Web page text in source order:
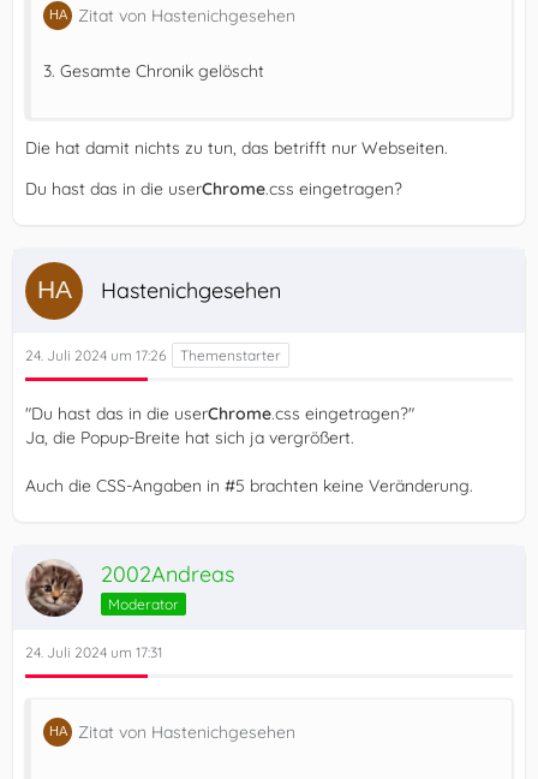
Zitat von Hastenichgesehen
3. Gesamte Chronik gelöscht
Die hat damit nichts zu tun, das betrifft nur Webseiten.
Du hast das in die userChrome.css eingetragen?
Hastenichgesehen
24. Juli 2024 um 17:26
"Du hast das in die userChrome.css eingetragen?"
Ja, die Popup-Breite hat sich ja vergrößert.
Auch die CSS-Angaben in #5 brachten keine Veränderung.
2002Andreas
Moderator
24. Juli 2024 um 17:31
Zitat von Hastenichgesehen